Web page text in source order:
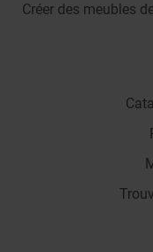
Créer des meubles